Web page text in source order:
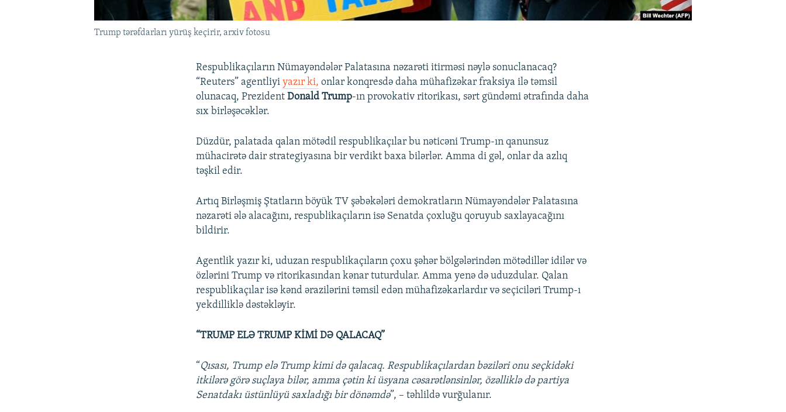
Trump tərəfdarları yürüş keçirir, arxiv fotosu
Respublikaçıların Nümayəndələr Palatasına nəzarəti itirməsi nəylə sonuclanacaq?
“Reuters” agentliyiyazır ki, onlar konqresdə daha mühafizəkar fraksiya ilə təmsil
olunacaq, PrezidentDonald Trump-ın provokativ ritorikası, sərt gündəmi ətrafında daha
sıx birləşəcəklər.
Düzdür, palatada qalan mötədil respublikaçılar bu nəticəni Trump-ın qanunsuz
mühacirətə dair strategiyasına bir verdikt baxa bilərlər. Amma di gəl, onlar da azlıq
təşkil edir.
Artıq Birləşmiş Ştatların böyük TV şəbəkələri demokratların Nümayəndələr Palatasına
nəzarəti ələ alacağını, respublikaçıların isə Senatda çoxluğu qoruyub saxlayacağını
bildirir.
Agentlik yazır ki, uduzan respublikaçıların çoxu şəhər bölgələrindən mötədillər idilər və
özlərini Trump və ritorikasından kənar tuturdular. Amma yenə də uduzdular. Qalan
respublikaçılar isə kənd ərazilərini təmsil edən mühafizəkarlardır və seçiciləri Trump-ı
yekdilliklə dəstəkləyir.
“TRUMP ELƏ TRUMP KİMİ DƏ QALACAQ”
“Qısası, Trump elə Trump kimi də qalacaq. Respublikaçılardan bəziləri onu seçkidəki
itkilərə görə suçlaya bilər, amma çətin ki üsyana cəsarətlənsinlər, özəlliklə də partiya
Senatdakı üstünlüyü saxladığı bir dönəmdə”, – təhlildə vurğulanır.